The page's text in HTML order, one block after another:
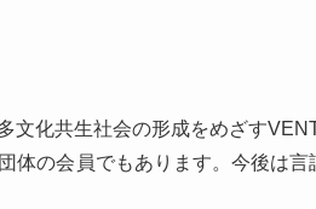
化共生社会の形成をめざす
体の会員でもあります。今後は言